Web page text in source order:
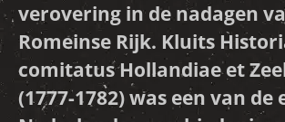
verovering in de nadagen
Romeinse Rijk. Kluits
comitatus Hollandiae et
(1777-1782) was een van de